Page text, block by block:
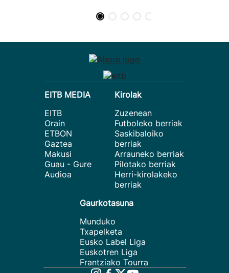
EITB MEDIA
EITB
Orain
ETBON
Gaztea
Makusi
Guau - Gure
Audioa
Kirolak
Zuzenean
Futboleko berriak
Saskibaloiko
berriak
Arrauneko berriak
Pilotako berriak
Herri-kirolakeko
berriak
Gaurkotasuna
Munduko
Txapelketa
Eusko Label Liga
Euskotren Liga
Frantziako Tourra